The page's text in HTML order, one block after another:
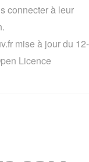
connecter à leur
mise à jour du 12-
Licence